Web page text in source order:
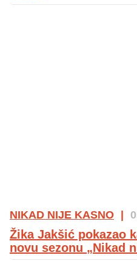
NIKAD NIJE KASNO
Žika Jakšić pokazao
novu sezonu „Nikad